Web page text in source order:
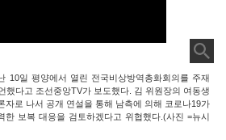
10일 평양에서 열린 전국비상방역총화회의를 주재
했다고 조선중앙TV가 보도했다. 김 위원장의 여동생
자로 나서 공개 연설을 통해 남측에 의해 코로나19가
한 보복 대응을 검토하겠다고 위협했다.(사진 =뉴시